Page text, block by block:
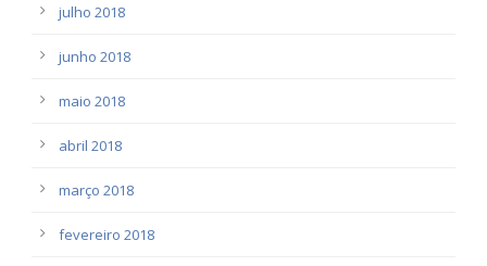
julho 2018
junho 2018
maio 2018
abril 2018
março 2018
fevereiro 2018